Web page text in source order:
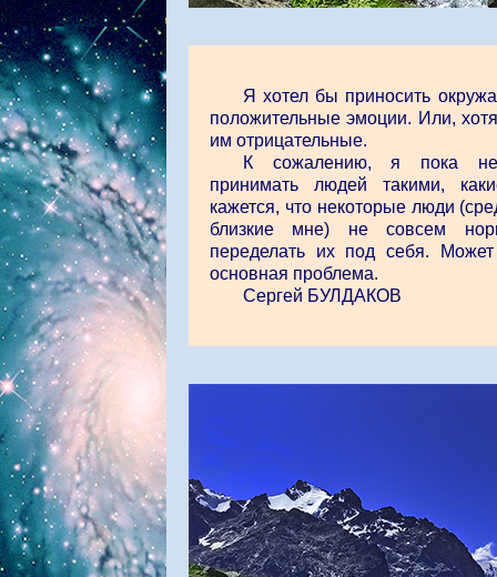
Я хотел бы приносить
положительные эмоции. Или,
им отрицательные.
К сожалению, я пока не
принимать людей такими,
кажется, что некоторые люди
близкие мне) не совсем
переделать их под себя.
основная проблема.
Сергей БУЛДАКОВ